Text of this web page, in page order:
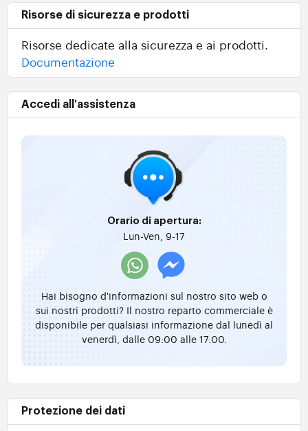
Risorse di sicurezza e prodotti
Risorse dedicate alla sicurezza e ai prodotti.
Documentazione
Accedi all'assistenza
Orario di apertura:
Lun-Ven, 9-17
Hai bisogno d'informazioni sul nostro sito web o
sui nostri prodotti? Il nostro reparto commerciale è
disponibile per qualsiasi informazione dal lunedì al
venerdì, dalle 09:00 alle 17:00.
Protezione dei dati